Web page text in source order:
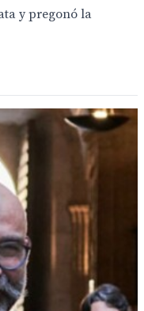
y pregonó la